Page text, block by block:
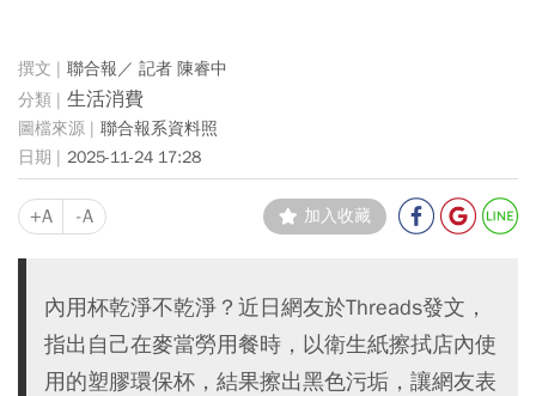
聯合報／ 記者 陳睿中
生活消費
聯合報系資料照
2025-11-24 17:28
+A -A 加入收藏
內用杯乾淨不乾淨？近日網友於Threads發文，
指出自己在麥當勞用餐時，以衛生紙擦拭店內使
用的塑膠環保杯，結果擦出黑色污垢，讓網友表